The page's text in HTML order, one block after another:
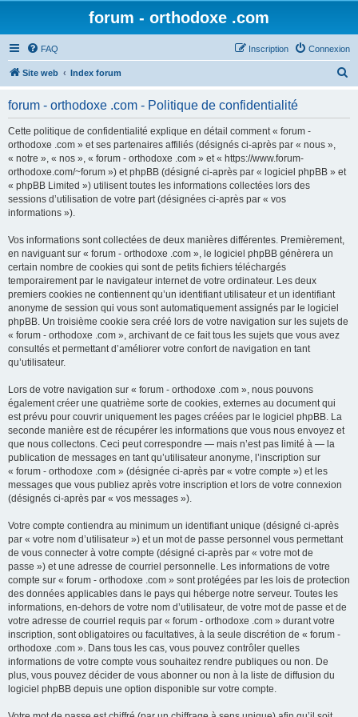
forum - orthodoxe .com
FAQ Connexion
Inscription
Site web Index forum
forum - orthodoxe .com - Politique de confidentialité
Cette politique de confidentialité explique en détail comment « forum -
orthodoxe .com » et ses partenaires affiliés (désignés ci-après par « nous »,
« notre », « nos », « forum - orthodoxe .com » et « https://www.forum-
orthodoxe.com/~forum ») et phpBB (désigné ci-après par « logiciel phpBB » et
« phpBB Limited ») utilisent toutes les informations collectées lors des
sessions d’utilisation de votre part (désignées ci-après par « vos
informations »).
Vos informations sont collectées de deux manières différentes. Premièrement,
en naviguant sur « forum - orthodoxe .com », le logiciel phpBB génèrera un
certain nombre de cookies qui sont de petits fichiers téléchargés
temporairement par le navigateur internet de votre ordinateur. Les deux
premiers cookies ne contiennent qu’un identifiant utilisateur et un identifiant
anonyme de session qui vous sont automatiquement assignés par le logiciel
phpBB. Un troisième cookie sera créé lors de votre navigation sur les sujets de
« forum - orthodoxe .com », archivant de ce fait tous les sujets que vous avez
consultés et permettant d’améliorer votre confort de navigation en tant
qu’utilisateur.
Lors de votre navigation sur « forum - orthodoxe .com », nous pouvons
également créer une quatrième sorte de cookies, externes au document qui
est prévu pour couvrir uniquement les pages créées par le logiciel phpBB. La
seconde manière est de récupérer les informations que vous nous envoyez et
que nous collectons. Ceci peut correspondre — mais n’est pas limité à — la
publication de messages en tant qu’utilisateur anonyme, l’inscription sur
« forum - orthodoxe .com » (désignée ci-après par « votre compte ») et les
messages que vous publiez après votre inscription et lors de votre connexion
(désignés ci-après par « vos messages »).
Votre compte contiendra au minimum un identifiant unique (désigné ci-après
par « votre nom d’utilisateur ») et un mot de passe personnel vous permettant
de vous connecter à votre compte (désigné ci-après par « votre mot de
passe ») et une adresse de courriel personnelle. Les informations de votre
compte sur « forum - orthodoxe .com » sont protégées par les lois de protection
des données applicables dans le pays qui héberge notre serveur. Toutes les
informations, en-dehors de votre nom d’utilisateur, de votre mot de passe et de
votre adresse de courriel requis par « forum - orthodoxe .com » durant votre
inscription, sont obligatoires ou facultatives, à la seule discrétion de « forum -
orthodoxe .com ». Dans tous les cas, vous pouvez contrôler quelles
informations de votre compte vous souhaitez rendre publiques ou non. De
plus, vous pouvez décider de vous abonner ou non à la liste de diffusion du
logiciel phpBB depuis une option disponible sur votre compte.